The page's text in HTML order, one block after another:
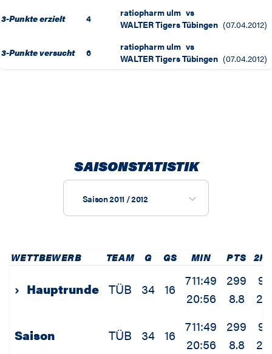
3-Punkte erzielt 4 ratiopharm ulm vs
WALTER Tigers Tübingen (07.04.2012)
3-Punkte versucht 6 ratiopharm ulm vs
WALTER Tigers Tübingen (07.04.2012)
SAISONSTATISTIK
Saison 2011 / 2012
WETTBEWERB TEAM G GS MIN PTS
› Hauptrunde TÜB 34 16
711:49
20:56
299
8.8
95
2.8
Saison TÜB 34 16
711:49
20:56
299
8.8
95
2.8